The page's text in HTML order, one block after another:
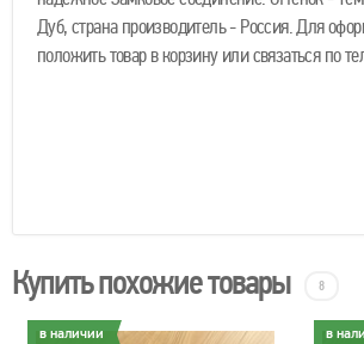
Дуб, страна производитель - Россия. Для
положить товар в корзину или связаться по
Купить похожие товары 8
в наличии в